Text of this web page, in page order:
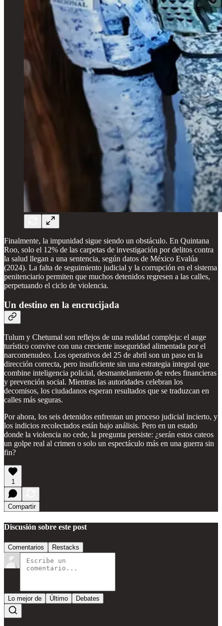
Finalmente, la impunidad sigue siendo un obstáculo. En Quintana
Roo, solo el 12% de las carpetas de investigación por delitos contra
la salud llegan a una sentencia, según datos de México Evalúa
(2024). La falta de seguimiento judicial y la corrupción en el sistema
penitenciario permiten que muchos detenidos regresen a las calles,
perpetuando el ciclo de violencia.
Un destino en la encrucijada
Tulum y Chetumal son reflejos de una realidad compleja: el auge
turístico convive con una creciente inseguridad alimentada por el
narcomenudeo. Los operativos del 25 de abril son un paso en la
dirección correcta, pero insuficiente sin una estrategia integral que
combine inteligencia policial, desmantelamiento de redes financieras
y prevención social. Mientras las autoridades celebran los
decomisos, los ciudadanos esperan resultados que se traduzcan en
calles más seguras.
Por ahora, los seis detenidos enfrentan un proceso judicial incierto, y
los indicios recolectados están bajo análisis. Pero en un estado
donde la violencia no cede, la pregunta persiste: ¿serán estos cateos
un golpe real al crimen o solo un espectáculo más en una guerra sin
fin?
1
Compartir
Discusión sobre este post
Comentarios Restacks
Lo mejor de Último Debates